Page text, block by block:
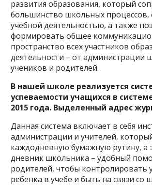
развития образования, который
большинство школьных процессов,
учебной деятельностью, а также
формировать общее
пространство всех участников
деятельности – от администрации
учеников и родителей.
В нашей школе реализуется
успеваемости учащихся в
2015 года. Выделенный адрес
Данная система включает в себя
администрации и учителей,
каждодневную бумажную рутину, а
дневник школьника – удобный
родителей, чтобы контролировать
ребенка в учебе и быть на связи со